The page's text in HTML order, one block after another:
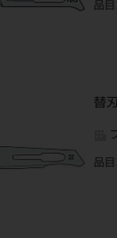
品
替
品